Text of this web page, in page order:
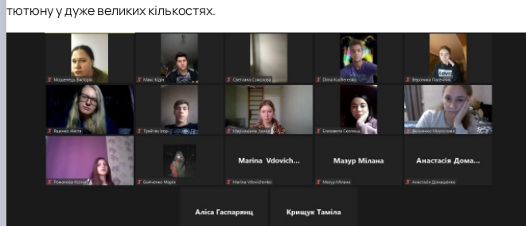
тютюну у дуже великих кількостях.